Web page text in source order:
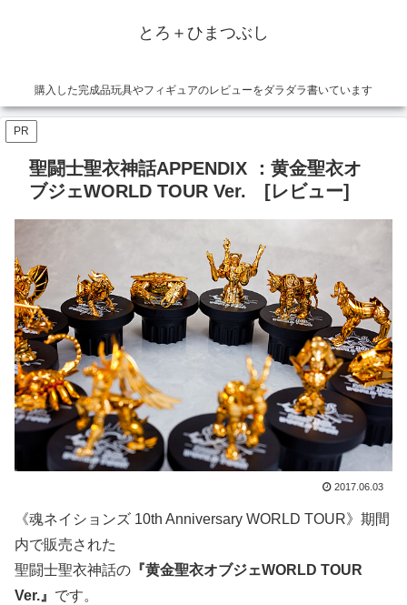
とろ＋ひまつぶし
購入した完成品玩具やフィギュアのレビューをダラダラ書いています
PR
聖闘士聖衣神話APPENDIX ：黄金聖衣オ
ブジェWORLD TOUR Ver. [レビュー]
2017.06.03
《魂ネイションズ 10th Anniversary WORLD TOUR》期間
内で販売された
聖闘士聖衣神話の 『黄金聖衣オブジェWORLD TOUR
Ver.』 です。